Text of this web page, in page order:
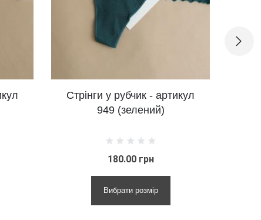
Стрінги у рубчик - артикул
949 (зелений)
Стрінги у